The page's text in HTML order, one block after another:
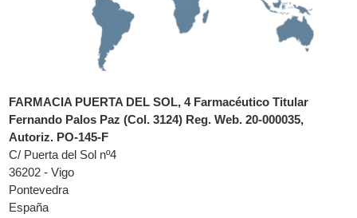
FARMACIA PUERTA DEL SOL, 4 Farmacéutico Titular
Fernando Palos Paz (Col. 3124) Reg. Web. 20-000035,
Autoriz. PO-145-F
C/ Puerta del Sol nº4
36202 - Vigo
Pontevedra
España